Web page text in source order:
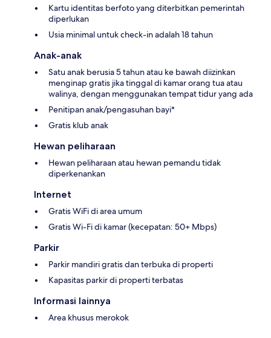
Kartu identitas berfoto yang diterbitkan pemerintah
diperlukan
Usia minimal untuk check-in adalah 18 tahun
Anak-anak
Satu anak berusia 5 tahun atau ke bawah diizinkan
menginap gratis jika tinggal di kamar orang tua atau
walinya, dengan menggunakan tempat tidur yang ada
Penitipan anak/pengasuhan bayi*
Gratis klub anak
Hewan peliharaan
Hewan peliharaan atau hewan pemandu tidak
diperkenankan
Internet
Gratis WiFi di area umum
Gratis Wi-Fi di kamar (kecepatan: 50+ Mbps)
Parkir
Parkir mandiri gratis dan terbuka di properti
Kapasitas parkir di properti terbatas
Informasi lainnya
Area khusus merokok